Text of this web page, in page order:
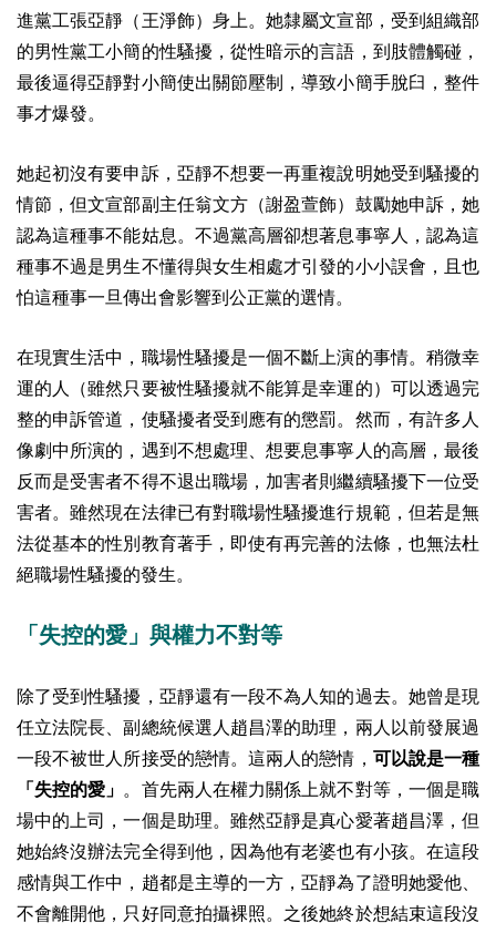
進黨工張亞靜（王淨飾）身上。她隸屬文宣部，受到組織部
的男性黨工小簡的性騷擾，從性暗示的言語，到肢體觸碰，
最後逼得亞靜對小簡使出關節壓制，導致小簡手脫臼，整件
事才爆發。
她起初沒有要申訴， 亞靜不想要一再重複說明她受到騷擾的
情節，但文宣部副主任翁文方（謝盈萱飾）鼓勵她申訴，她
認為這種事不能姑息。不過黨高層卻想著息事寧人，認為這
種事不過是男生不懂得與女生相處才引發的小小誤會，且也
怕這種事一旦傳出會影響到公正黨的選情。
在現實生活中，職場性騷擾是一個不斷上演的事情。稍微幸
運的人（雖然只要被性騷擾就不能算是幸運的）可以透過完
整的申訴管道，使騷擾者受到應有的懲罰。然而，有許多人
像劇中所演的，遇到不想處理、想要息事寧人的高層，最後
反而是受害者不得不退出職場，加害者則繼續騷擾下一位受
害者。雖然現在法律已有對職場性騷擾進行規範，但若是無
法從基本的性別教育著手，即使有再完善的法條，也無法杜
絕職場性騷擾的發生。
「失控的愛」與權力不對等
除了受到性騷擾，亞靜還有一段不為人知的過去。她曾是現
任立法院長、副總統候選人趙昌澤的助理，兩人以前發展過
一段不被世人所接受的戀情。這兩人的戀情， 可以說是一種
「失控的愛」 。首先兩人在權力關係上就不對等，一個是職
場中的上司，一個是助理。雖然亞靜是真心愛著趙昌澤，但
她始終沒辦法完全得到他，因為他有老婆也有小孩。在這段
感情與工作中，趙都是主導的一方，亞靜為了證明她愛他、
不會離開他，只好同意拍攝裸照。之後她終於想結束這段沒